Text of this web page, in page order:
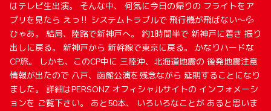
はテレビ生出演。 そんな中、 何気に今日の帰りの フライトをア
プリを見たら えっ‼️ システムトラブルで 飛行機が飛ばない〜💦
ひゃあ。 結局、陸路で新神戸へ。 約1時間半で 新神戸に着き 振り
出しに戻る。 新神戸から 新幹線で東京に戻る。 かなりハードな
CP旅。 しかも、このCP中に 三陸沖、北海道地震の 後発地震注意
情報が出たので 八戸、函館公演を残念ながら 延期することになり
ました。 詳細はPERSONZ オフィシャルサイトの インフォメーシ
ョンを ご覧下さい。 あと50本、 いろいろなことが あると思いま